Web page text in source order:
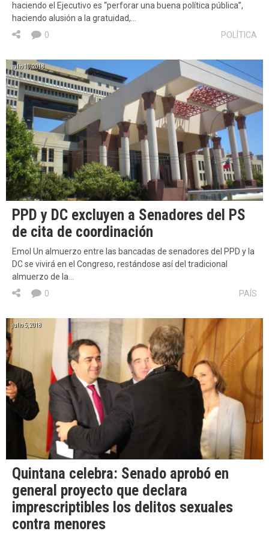
haciendo el Ejecutivo es “perforar una buena política pública”,
haciendo alusión a la gratuidad,…
POLÍTICA
0
julio 10, 2018
PPD y DC excluyen a Senadores del PS
de cita de coordinación
Emol Un almuerzo entre las bancadas de senadores del PPD y la
DC se vivirá en el Congreso, restándose así del tradicional
almuerzo de la…
PAÍS
0
julio 5, 2018
Quintana celebra: Senado aprobó en
general proyecto que declara
imprescriptibles los delitos sexuales
contra menores